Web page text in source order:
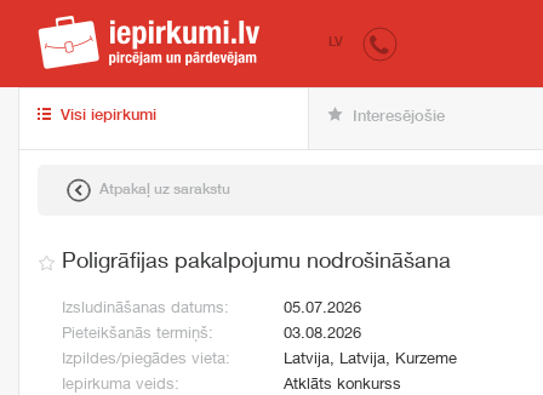
iepirkumi.lv
LV
Visi iepirkumi Interesējošie
Atpakaļ uz sarakstu
Poligrāfijas pakalpojumu nodrošināšana
Izsludināšanas datums:
05.07.2026
Pieteikšanās termiņš:
03.08.2026
Izpildes/piegādes vieta:
Latvija, Latvija, Kurzeme
Iepirkuma veids:
Atklāts konkurss